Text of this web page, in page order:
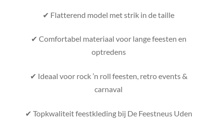
✔ Flatterend model met strik in de taille
✔ Comfortabel materiaal voor lange feesten en
optredens
✔ Ideaal voor rock ’n roll feesten, retro events &
carnaval
✔ Topkwaliteit feestkleding bij De Feestneus Uden